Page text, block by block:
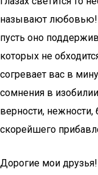
называют любовью!
пусть оно
которых не
согревает вас в
сомнения в
верности, нежности,
скорейшего
Дорогие мои